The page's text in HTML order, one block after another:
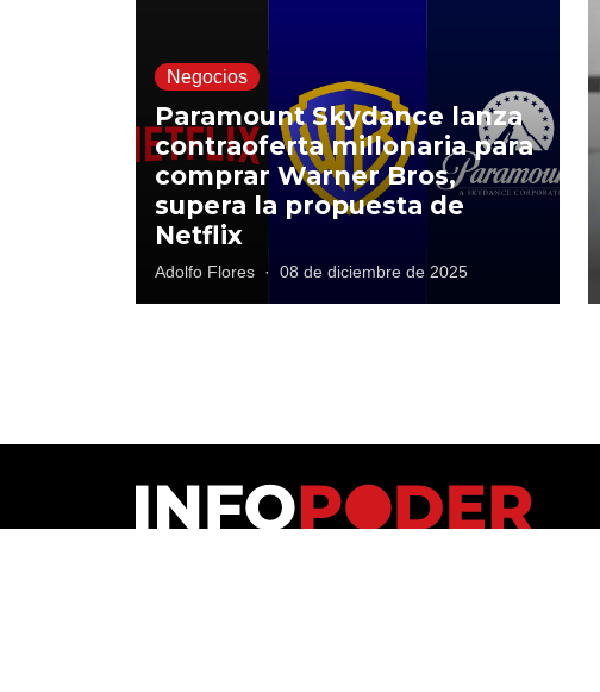
Negocios
Paramount Skydance lanza
contraoferta millonaria para
comprar Warner Bros,
supera la propuesta de
Netflix
Adolfo Flores · 08 de diciembre de 2025